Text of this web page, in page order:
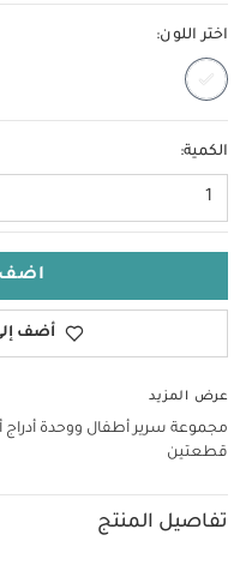
اختر اللون:
الكمية:
1
اضف
أضف
عرض المزيد
مجموعة سرير أطفال ووحدة
قطعتين
تفاصيل المنتج